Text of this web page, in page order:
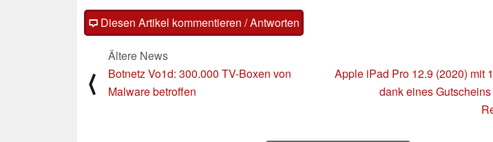
Diesen Artikel kommentieren / Antworten
⟨
Ältere News
Botnetz Vo1d: 300.000 TV-Boxen von
Malware betroffen
Apple iPad Pro 12.9 (2020) mit
dank eines